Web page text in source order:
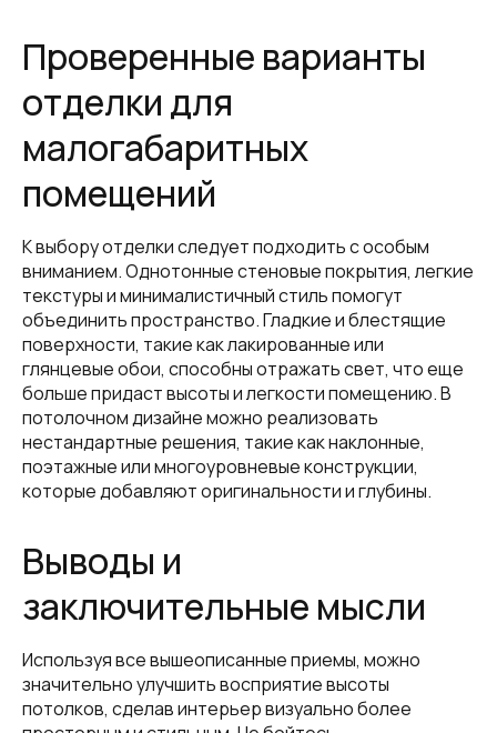
Проверенные варианты
отделки для
малогабаритных
помещений
К выбору отделки следует подходить с особым
вниманием. Однотонные стеновые покрытия, легкие
текстуры и минималистичный стиль помогут
объединить пространство. Гладкие и блестящие
поверхности, такие как лакированные или
глянцевые обои, способны отражать свет, что еще
больше придаст высоты и легкости помещению. В
потолочном дизайне можно реализовать
нестандартные решения, такие как наклонные,
поэтажные или многоуровневые конструкции,
которые добавляют оригинальности и глубины.
Выводы и
заключительные мысли
Используя все вышеописанные приемы, можно
значительно улучшить восприятие высоты
потолков, сделав интерьер визуально более